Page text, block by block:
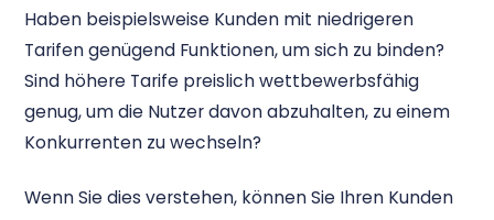
Haben beispielsweise Kunden mit niedrigeren
Tarifen genügend Funktionen, um sich zu binden?
Sind höhere Tarife preislich wettbewerbsfähig
genug, um die Nutzer davon abzuhalten, zu einem
Konkurrenten zu wechseln?
Wenn Sie dies verstehen, können Sie Ihren Kunden